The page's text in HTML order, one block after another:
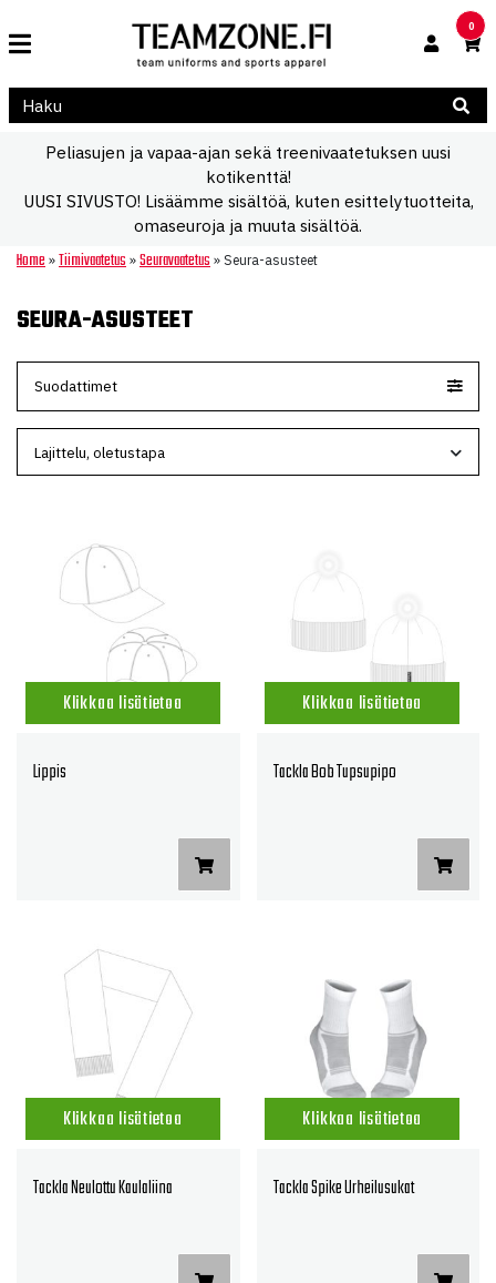
0
Peliasujen ja vapaa-ajan sekä treenivaatetuksen uusi
kotikenttä!
UUSI SIVUSTO! Lisäämme sisältöä, kuten esittelytuotteita,
omaseuroja ja muuta sisältöä.
Home » Tiimivaatetus » Seuravaatetus » Seura-asusteet
SEURA-ASUSTEET
Suodattimet
Klikkaa lisätietoa
Lippis
Klikkaa lisätietoa
Tackla Bob Tupsupipo
Klikkaa lisätietoa
Tackla Neulottu Kaulaliina
Klikkaa lisätietoa
Tackla Spike Urheilusukat